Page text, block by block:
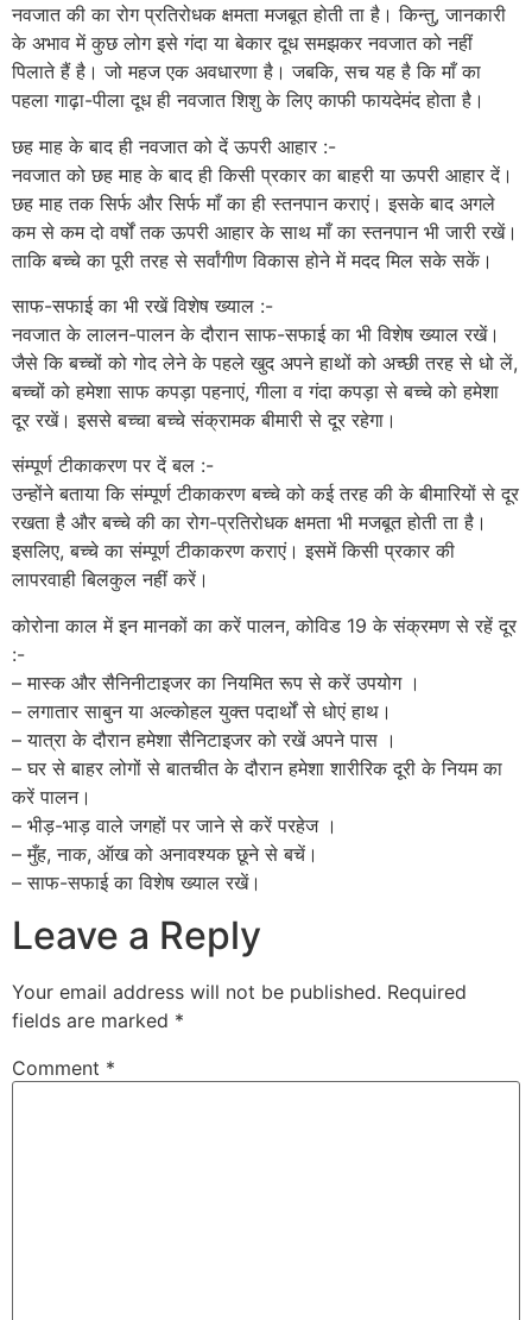
नवजात की का रोग प्रतिरोधक क्षमता मजबूत होती ता है। किन्तु, जानकारी
के अभाव में कुछ लोग इसे गंदा या बेकार दूध समझकर नवजात को नहीं
पिलाते हैं है। जो महज एक अवधारणा है। जबकि, सच यह है कि माँ का
पहला गाढ़ा-पीला दूध ही नवजात शिशु के लिए काफी फायदेमंद होता है।
छह माह के बाद ही नवजात को दें ऊपरी आहार :-
नवजात को छह माह के बाद ही किसी प्रकार का बाहरी या ऊपरी आहार दें।
छह माह तक सिर्फ और सिर्फ माँ का ही स्तनपान कराएं। इसके बाद अगले
कम से कम दो वर्षों तक ऊपरी आहार के साथ माँ का स्तनपान भी जारी रखें।
ताकि बच्चे का पूरी तरह से सर्वांगीण विकास होने में मदद मिल सके सकें।
साफ-सफाई का भी रखें विशेष ख्याल :-
नवजात के लालन-पालन के दौरान साफ-सफाई का भी विशेष ख्याल रखें।
जैसे कि बच्चों को गोद लेने के पहले खुद अपने हाथों को अच्छी तरह से धो लें,
बच्चों को हमेशा साफ कपड़ा पहनाएं, गीला व गंदा कपड़ा से बच्चे को हमेशा
दूर रखें। इससे बच्चा बच्चे संक्रामक बीमारी से दूर रहेगा।
संम्पूर्ण टीकाकरण पर दें बल :-
उन्होंने बताया कि संम्पूर्ण टीकाकरण बच्चे को कई तरह की के बीमारियों से दूर
रखता है और बच्चे की का रोग-प्रतिरोधक क्षमता भी मजबूत होती ता है।
इसलिए, बच्चे का संम्पूर्ण टीकाकरण कराएं। इसमें किसी प्रकार की
लापरवाही बिलकुल नहीं करें।
कोरोना काल में इन मानकों का करें पालन, कोविड 19 के संक्रमण से रहें दूर
:-
– मास्क और सैनिनीटाइजर का नियमित रूप से करें उपयोग ।
– लगातार साबुन या अल्कोहल युक्त पदार्थों से धोएं हाथ।
– यात्रा के दौरान हमेशा सैनिटाइजर को रखें अपने पास ।
– घर से बाहर लोगों से बातचीत के दौरान हमेशा शारीरिक दूरी के नियम का
करें पालन।
– भीड़-भाड़ वाले जगहों पर जाने से करें परहेज ।
– मुँह, नाक, ऑख को अनावश्यक छूने से बचें।
– साफ-सफाई का विशेष ख्याल रखें।
Leave a Reply
Your email address will not be published. Required
fields are marked *
Comment *